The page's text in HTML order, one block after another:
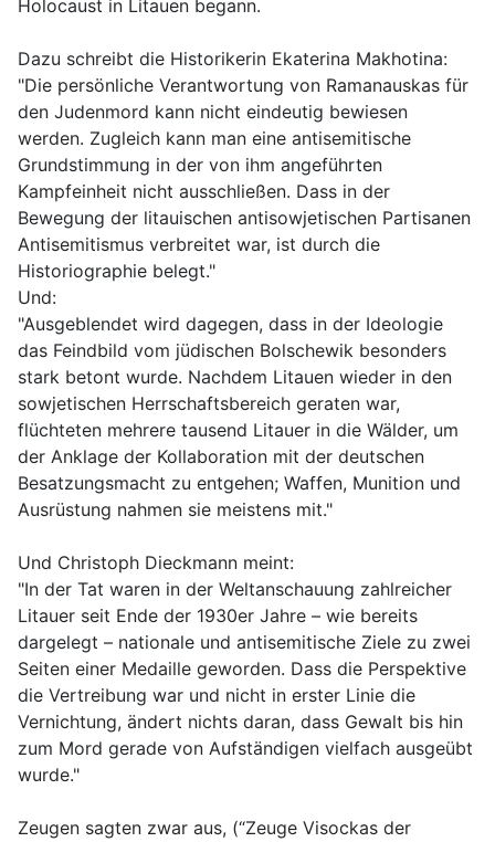
Holocaust in Litauen begann.
Dazu schreibt die Historikerin Ekaterina Makhotina:
"Die persönliche Verantwortung von Ramanauskas für
den Judenmord kann nicht eindeutig bewiesen
werden. Zugleich kann man eine antisemitische
Grundstimmung in der von ihm angeführten
Kampfeinheit nicht ausschließen. Dass in der
Bewegung der litauischen antisowjetischen Partisanen
Antisemitismus verbreitet war, ist durch die
Historiographie belegt."
Und:
"Ausgeblendet wird dagegen, dass in der Ideologie
das Feindbild vom jüdischen Bolschewik besonders
stark betont wurde. Nachdem Litauen wieder in den
sowjetischen Herrschaftsbereich geraten war,
flüchteten mehrere tausend Litauer in die Wälder, um
der Anklage der Kollaboration mit der deutschen
Besatzungsmacht zu entgehen; Waffen, Munition und
Ausrüstung nahmen sie meistens mit."
Und Christoph Dieckmann meint:
"In der Tat waren in der Weltanschauung zahlreicher
Litauer seit Ende der 1930er Jahre – wie bereits
dargelegt – nationale und antisemitische Ziele zu zwei
Seiten einer Medaille geworden. Dass die Perspektive
die Vertreibung war und nicht in erster Linie die
Vernichtung, ändert nichts daran, dass Gewalt bis hin
zum Mord gerade von Aufständigen vielfach ausgeübt
wurde."
Zeugen sagten zwar aus, (“Zeuge Visockas der